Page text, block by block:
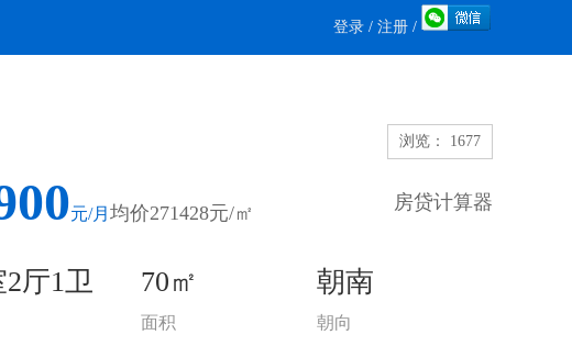
登录 / 注册 /
浏览： 1677
元/月 均价271428元/㎡ 房贷计算器
2厅1卫 70㎡
面积
朝南
朝向